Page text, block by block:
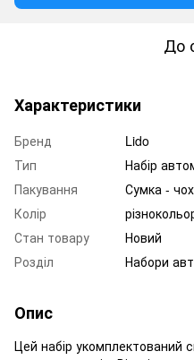
До
Характеристики
Бренд
Lido
Тип
Набір
Пакування
Сумка -
Колір
Стан товару
Новий
Розділ
Набори
Опис
Цей набір укомплектований